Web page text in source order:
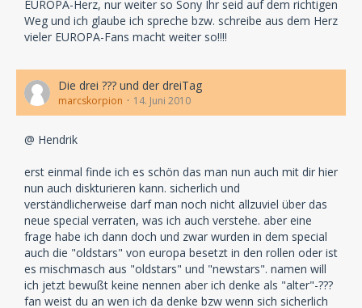
EUROPA-Herz, nur weiter so Sony Ihr seid auf dem richtigen
Weg und ich glaube ich spreche bzw. schreibe aus dem Herz
vieler EUROPA-Fans macht weiter so!!!!
Die drei ??? und der dreiTag
marcskorpion 14. Juni 2010
@ Hendrik
erst einmal finde ich es schön das man nun auch mit dir hier
nun auch diskturieren kann. sicherlich und
verständlicherweise darf man noch nicht allzuviel über das
neue special verraten, was ich auch verstehe. aber eine
frage habe ich dann doch und zwar wurden in dem special
auch die "oldstars" von europa besetzt in den rollen oder ist
es mischmasch aus "oldstars" und "newstars". namen will
ich jetzt bewußt keine nennen aber ich denke als "alter"-???
fan weist du an wen ich da denke bzw wenn sich sicherlich